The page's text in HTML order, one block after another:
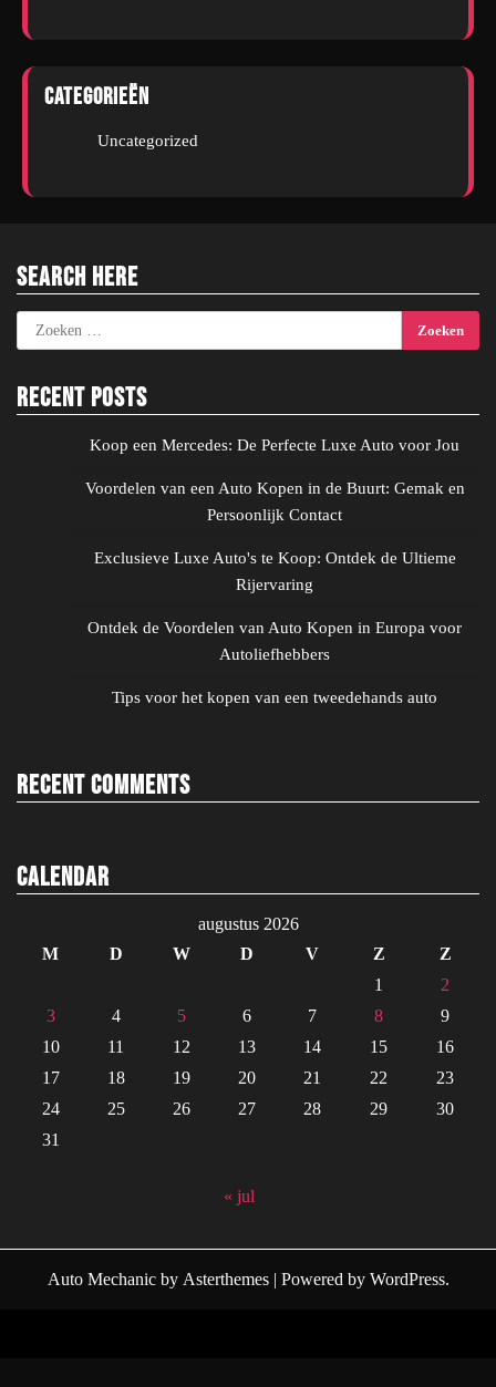
Categorieën
Uncategorized
Search Here
Zoeken
naar:
Recent Posts
Koop een Mercedes: De Perfecte Luxe Auto voor Jou
Voordelen van een Auto Kopen in de Buurt: Gemak en
Persoonlijk Contact
Exclusieve Luxe Auto's te Koop: Ontdek de Ultieme
Rijervaring
Ontdek de Voordelen van Auto Kopen in Europa voor
Autoliefhebbers
Tips voor het kopen van een tweedehands auto
Recent Comments
Calendar
augustus 2026
M
D W D V Z
Z
1
2
3
4 5 6 7 8
9
10
11 12 13 14 15
16
17
18 19 20 21 22
23
24
25 26 27 28 29
30
31
« jul
Auto Mechanicby Asterthemes| Powered by WordPress.